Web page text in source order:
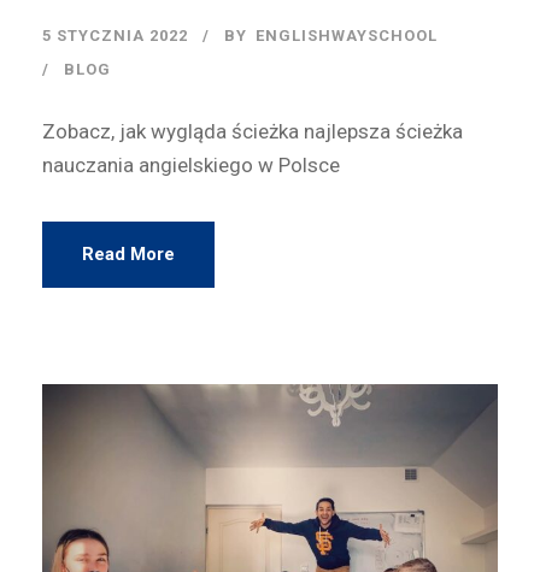
5 STYCZNIA 2022 BY ENGLISHWAYSCHOOL
BLOG
Zobacz, jak wygląda ścieżka najlepsza ścieżka
nauczania angielskiego w Polsce
Read More